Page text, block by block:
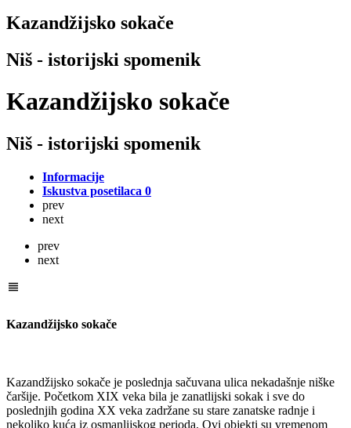
Kazandžijsko sokače
Niš - istorijski spomenik
Kazandžijsko sokače
Niš - istorijski spomenik
Informacije
Iskustva posetilaca 0
prev
next
prev
next
Kazandžijsko sokače
Kazandžijsko sokače je poslednja sačuvana ulica nekadašnje niške
čaršije. Početkom XIX veka bila je zanatlijski sokak i sve do
poslednjih godina XX veka zadržane su stare zanatske radnje i
nekoliko kuća iz osmanlijskog perioda. Ovi objekti su vremenom